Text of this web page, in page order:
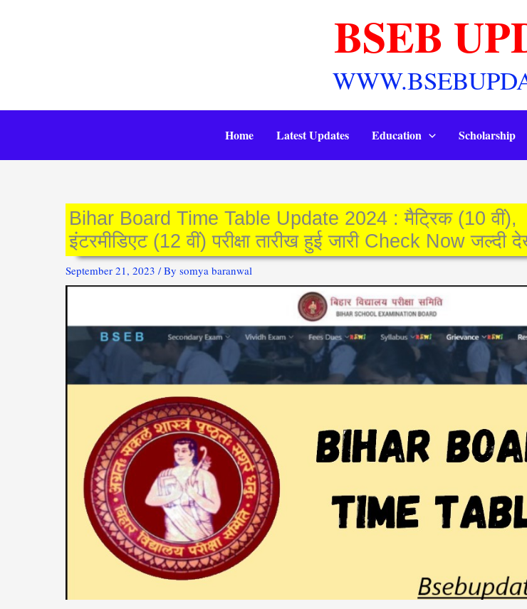
BSEB
Home Latest Updates Education Scholarship
Bihar Board Time Table Update 2024 : मैट्रिक (10 वीं),
इंटरमीडिएट (12 वीं) परीक्षा तारीख हुई जारी Check Now जल्दी
September 21, 2023 / By somya baranwal